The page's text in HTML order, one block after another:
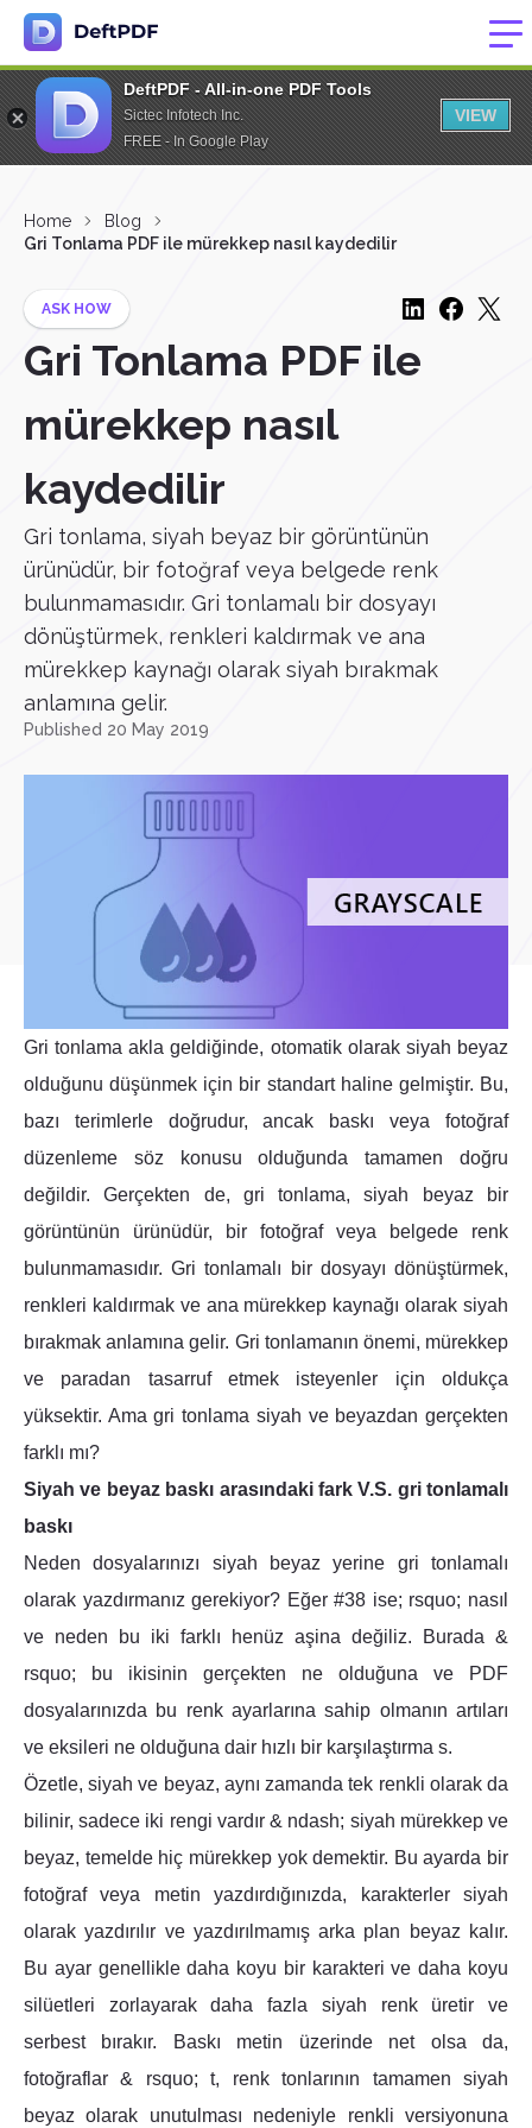
DeftPDF - All-in-one PDF Tools
Sictec Infotech Inc.
FREE - In Google Play
VIEW
Home
Blog
Gri Tonlama PDF ile mürekkep nasıl kaydedilir
ASK HOW
Gri Tonlama PDF ile
mürekkep nasıl
kaydedilir
Gri tonlama, siyah beyaz bir görüntünün
ürünüdür, bir fotoğraf veya belgede renk
bulunmamasıdır. Gri tonlamalı bir dosyayı
dönüştürmek, renkleri kaldırmak ve ana
mürekkep kaynağı olarak siyah bırakmak
anlamına gelir.
Published 20 May 2019
Gri tonlama akla geldiğinde, otomatik olarak siyah beyaz
olduğunu düşünmek için bir standart haline gelmiştir. Bu,
bazı terimlerle doğrudur, ancak baskı veya fotoğraf
düzenleme söz konusu olduğunda tamamen doğru
değildir. Gerçekten de, gri tonlama, siyah beyaz bir
görüntünün ürünüdür, bir fotoğraf veya belgede renk
bulunmamasıdır. Gri tonlamalı bir dosyayı dönüştürmek,
renkleri kaldırmak ve ana mürekkep kaynağı olarak siyah
bırakmak anlamına gelir. Gri tonlamanın önemi, mürekkep
ve paradan tasarruf etmek isteyenler için oldukça
yüksektir. Ama gri tonlama siyah ve beyazdan gerçekten
farklı mı?
Siyah ve beyaz baskı arasındaki fark V.S. gri tonlamalı
baskı
Neden dosyalarınızı siyah beyaz yerine gri tonlamalı
olarak yazdırmanız gerekiyor? Eğer #38 ise; rsquo; nasıl
ve neden bu iki farklı henüz aşina değiliz. Burada &
rsquo; bu ikisinin gerçekten ne olduğuna ve PDF
dosyalarınızda bu renk ayarlarına sahip olmanın artıları
ve eksileri ne olduğuna dair hızlı bir karşılaştırma s.
Özetle, siyah ve beyaz, aynı zamanda tek renkli olarak da
bilinir, sadece iki rengi vardır & ndash; siyah mürekkep ve
beyaz, temelde hiç mürekkep yok demektir. Bu ayarda bir
fotoğraf veya metin yazdırdığınızda, karakterler siyah
olarak yazdırılır ve yazdırılmamış arka plan beyaz kalır.
Bu ayar genellikle daha koyu bir karakteri ve daha koyu
silüetleri zorlayarak daha fazla siyah renk üretir ve
serbest bırakır. Baskı metin üzerinde net olsa da,
fotoğraflar & rsquo; t, renk tonlarının tamamen siyah
beyaz olarak unutulması nedeniyle renkli versiyonuna